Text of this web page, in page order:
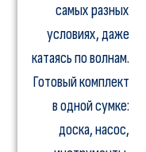
самых разных
условиях, даже
катаясь по волнам.
Готовый комплект
в одной сумке:
доска, насос,